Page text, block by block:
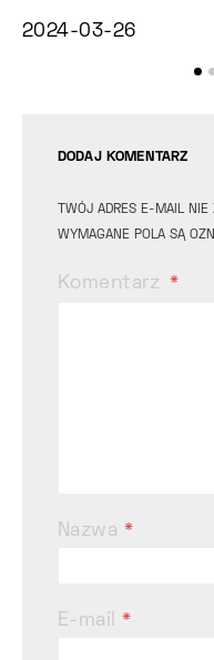
2024-03-26
DODAJ KOMENTARZ
TWÓJ ADRES E-MAIL NIE
WYMAGANE POLA SĄ
Komentarz
Nazwa *
E-mail*